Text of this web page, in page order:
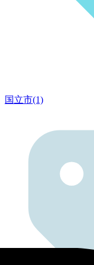
国立市(1)